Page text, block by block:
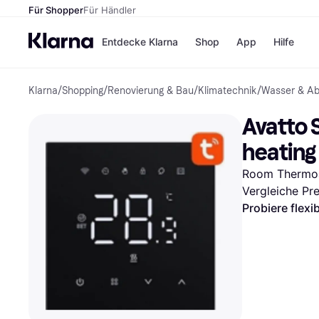
Für ShopperFür Händler
Entdecke Klarna
Zahlungsmethoden
Sofort bezahlen
Bezahle in 3
Bezahle in bis zu 30
Ratenzahlung
Shop
Shops
H&M
Temu
App Hilfe
Klarna/Shopping/Renovierung & Bau/Klimatechnik/Wasser &
Avatto
heating
Room
Vergleiche
Probiere